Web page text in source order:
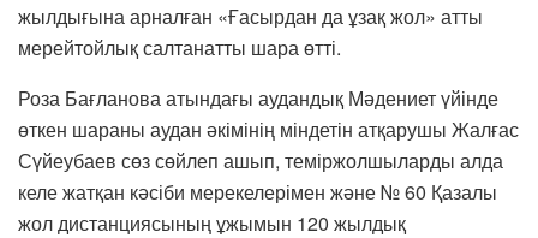
жылдығына арналған «Ғасырдан да ұзақ жол» атты
мерейтойлық салтанатты шара өтті.
Роза Бағланова атындағы аудандық Мәдениет үйінде
өткен шараны аудан әкімінің міндетін атқарушы Жалғас
Сүйеубаев сөз сөйлеп ашып, теміржолшыларды алда
келе жатқан кәсіби мерекелерімен және № 60 Қазалы
жол дистанциясының ұжымын 120 жылдық